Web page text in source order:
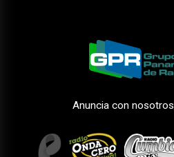
Anuncia con